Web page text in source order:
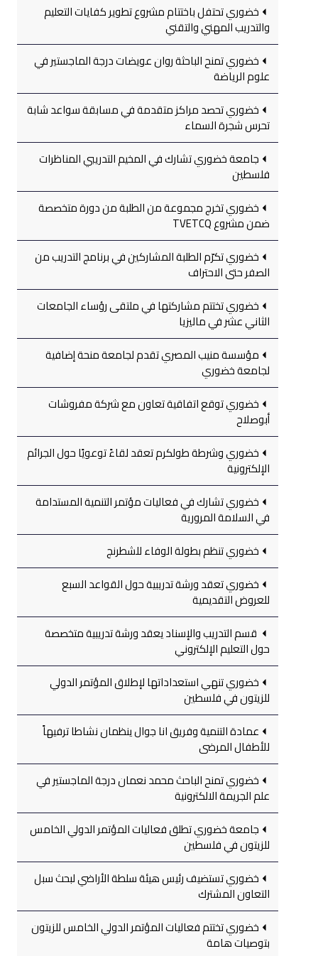
خضوري تحتفل باختتام مشروع تطوير كفايات التعليم
والتدريب المهني والتقني
خضوري تمنح الباحثة روان عويضات درجة الماجستير في
علوم الرياضة
خضوري تحصد مراكز متقدمة في مسابقة سواعد شابة
تحرس شجرة السماء
جامعة خضوري تشارك في المخيم التدريبي المناظرات
فلسطين
خضوري تخرج مجموعة من الطلبة من دورة متخصصة
ضمن مشروع TVETCQ
خضوري تكرّم الطلبة المشاركين في برنامج التدريب من
الصفر حتى الاحتراف
خضوري تختتم مشاركتها في ملتقى رؤساء الجامعات
الثاني عشر في ماليزيا
مؤسسة منيب المصري تقدم لجامعة منحة إضافية
لجامعة خضوري
خضوري توقع اتفاقية تعاون مع شركة مفروشات
أبوصلاح
خضوري وشرطة طولكرم تعقد لقاءً توعويًا حول الجرائم
الإلكترونية
خضوري تشارك في فعاليات مؤتمر التنمية المستدامة
في السلامة المرورية
خضوري تنظم بطولة الوفاء للشطرنج
خضوري تعقد ورشة تدريبية حول القواعد السبع
للعروض التقديمية
قسم التدريب والإسناد يعقد ورشة تدريبية متخصصة
حول التعليم الإلكتروني
خضوري تنهي استعداداتها لإطلاق المؤتمر الدولي
للزيتون في فلسطين
عمادة التنمية وفريق انا جوال ينظمان نشاطا ترفيهاً
للأطفال المرضى
خضوري تمنح الباحث محمد نعمان درجة الماجستير في
علم الجريمة الالكترونية
جامعة خضوري تطلق فعاليات المؤتمر الدولي الخامس
للزيتون في فلسطين
خضوري تستضيف رئيس هيئة سلطة الأراضي لبحث سبل
التعاون المشترك
خضوري تختتم فعاليات المؤتمر الدولي الخامس للزيتون
بتوصيات هامة